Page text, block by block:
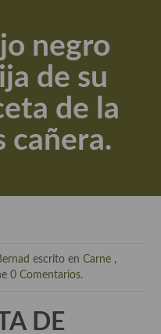
e importantes
AOVES
de emplatado, decoración
negro
de su
de la
cañera.
escrito en Carne ,
0 Comentarios.
DE